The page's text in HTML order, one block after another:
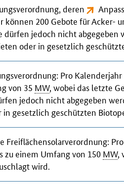
, deren
können 200 Gebote für Acker-
dürfen jedoch nicht abgegeben
oder in gesetzlich
: Pro
von 35 MW, wobei das letzte
jedoch nicht abgegeben
in gesetzlich geschützten
Freiflächensolarverordnung:
zu einem Umfang von 150 MW,
wird.